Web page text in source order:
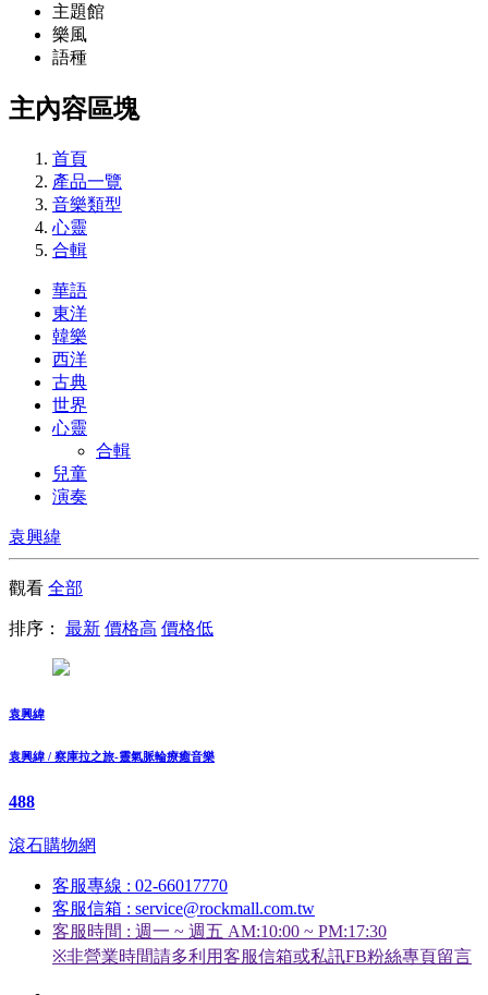
主題館
樂風
語種
主內容區塊
首頁
產品一覽
音樂類型
心靈
合輯
華語
東洋
韓樂
西洋
古典
世界
心靈
合輯
兒童
演奏
袁興緯
觀看 全部
排序： 最新 價格高 價格低
袁興緯
袁興緯 / 察庫拉之旅-靈氣脈輪療癒音樂
488
滾石購物網
客服專線 : 02-66017770
客服信箱 : service@rockmall.com.tw
客服時間 : 週一 ~ 週五 AM:10:00 ~ PM:17:30
※非營業時間請多利用客服信箱或私訊FB粉絲專頁留言